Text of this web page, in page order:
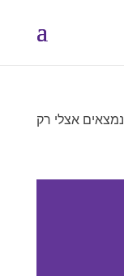
אצלי רק